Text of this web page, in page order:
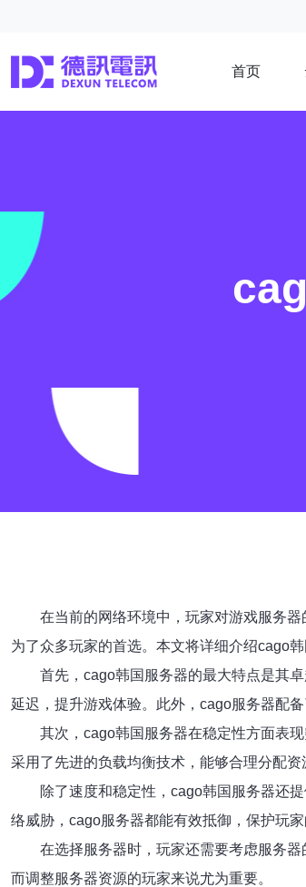
首页
在当前的网络环境中，玩家对游戏服务
为了众多玩家的首选。本文将详细介绍cago
首先，cago韩国服务器的最大特点是其
延迟，提升游戏体验。此外，cago服务器配
其次，cago韩国服务器在稳定性方面表
采用了先进的负载均衡技术，能够合理分配
除了速度和稳定性，cago韩国服务器还
络威胁，cago服务器都能有效抵御，保护玩家
在选择服务器时，玩家还需要考虑服务
而调整服务器资源的玩家来说尤为重要。